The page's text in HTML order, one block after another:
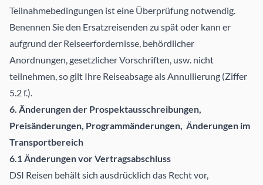
Teilnahmebedingungen ist eine Überprüfung notwendig.
Benennen Sie den Ersatzreisenden zu spät oder kann er
aufgrund der Reiseerfordernisse, behördlicher
Anordnungen, gesetzlicher Vorschriften, usw. nicht
teilnehmen, so gilt Ihre Reiseabsage als Annullierung (Ziffer
5.2 f.).
6. Änderungen der Prospektausschreibungen,
Preisänderungen, Programmänderungen, Änderungen im
Transportbereich
6.1 Änderungen vor Vertragsabschluss
DSI Reisen behält sich ausdrücklich das Recht vor,